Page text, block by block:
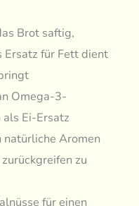
Brot saftig,
für Fett dient
Omega-3-
Ei-Ersatz
Aromen
zu
für einen